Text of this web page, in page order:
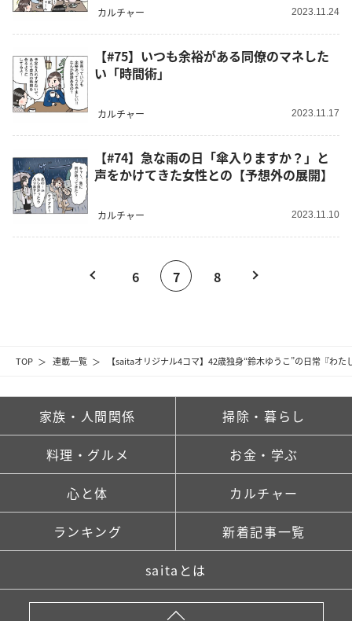
TOP 連載一覧 【saitaオリジナル4コマ】42歳独身“鈴木ゆうこ”の日常『わ
カルチャー 2023.11.24
【#75】いつも余裕がある同僚のマネした
い「時間術」
カルチャー 2023.11.17
【#74】急な雨の日「傘入りますか？」と
声をかけてきた女性との【予想外の展開】
カルチャー 2023.11.10
6 7 8
家族・人間関係 掃除・暮らし
料理・グルメ お金・学ぶ
心と体 カルチャー
ランキング 新着記事一覧
saitaとは